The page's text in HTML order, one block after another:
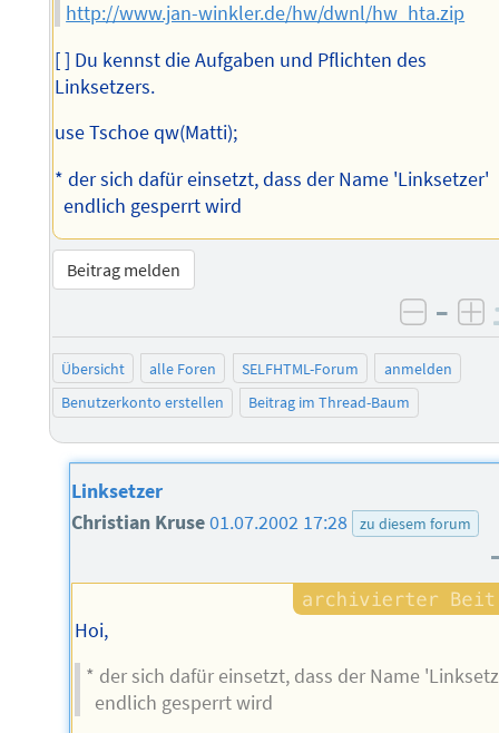
http://www.jan-winkler.de/hw/dwnl/hw_hta.zip
[ ] Du kennst die Aufgaben und Pflichten des
Linksetzers.
use Tschoe qw(Matti);
* der sich dafür einsetzt, dass der Name 'Linksetzer'
endlich gesperrt wird
Beitrag melden
–
Übersicht alle Foren SELFHTML-Forum
anmelden
Benutzerkonto erstellen
Beitrag im Thread-Baum
Linksetzer
Christian Kruse01.07.2002 17:28 zu diesem forum
Hoi,
* der sich dafür einsetzt, dass der Name
endlich gesperrt wird